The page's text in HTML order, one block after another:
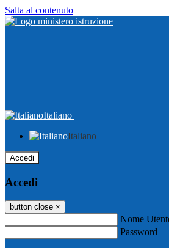
Salta al contenuto
Italiano
Italiano
Accedi
Accedi
button close ×
Nome
Password